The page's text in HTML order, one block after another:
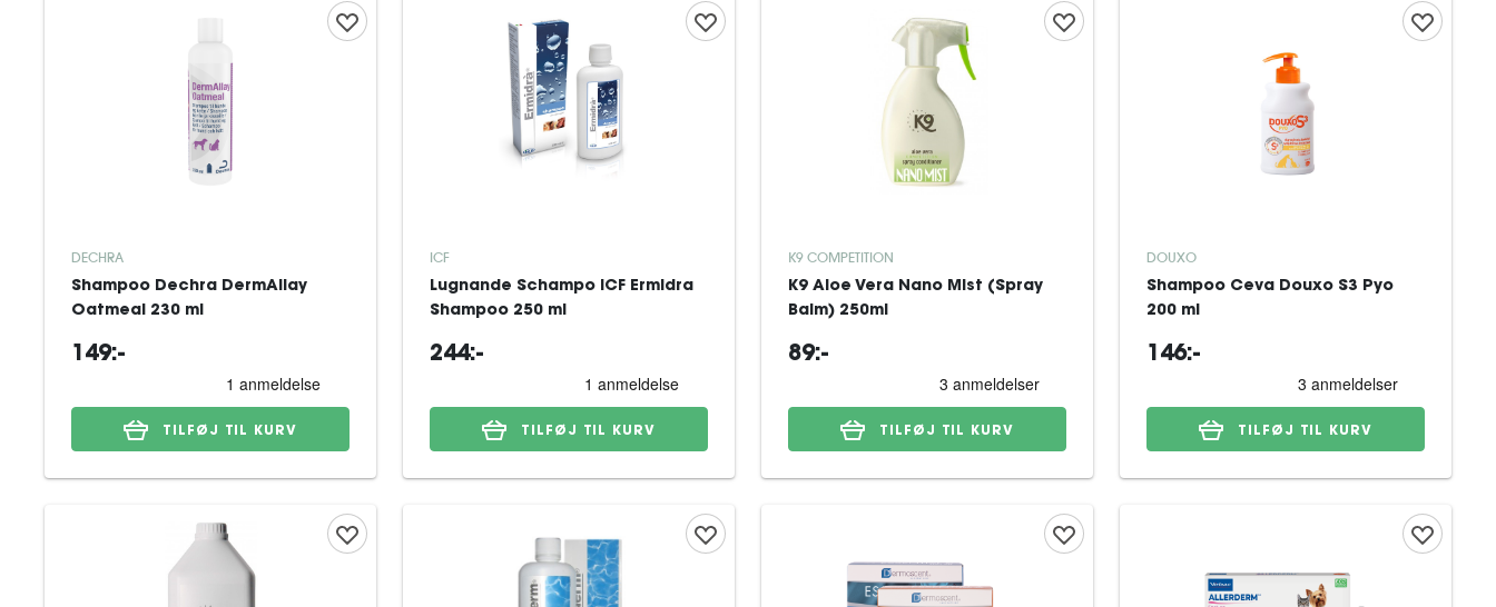
DECHRA
Shampoo Dechra DermAllay
Oatmeal 230 ml
149:-
TILFØJ TIL KURV
ICF
Lugnande Schampo ICF Ermidra
Shampoo 250 ml
244:-
TILFØJ TIL KURV
K9 COMPETITION
K9 Aloe Vera Nano Mist (Spray
Balm) 250ml
89:-
TILFØJ TIL KURV
DOUXO
Shampoo Ceva Douxo S3 Pyo
200 ml
146:-
TILFØJ TIL KURV